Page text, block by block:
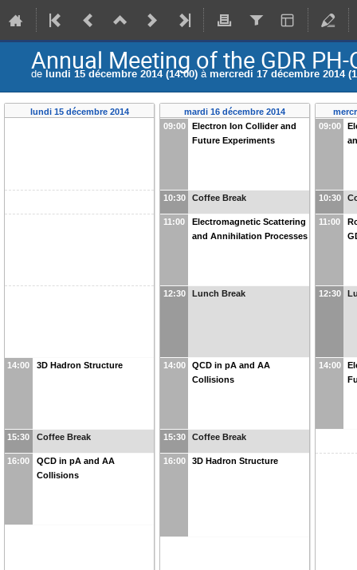
Annual Meeting of the GDR
de lundi 15 décembre 2014 (14:00) àmercredi 17 décembre 2014
lundi 15 décembre 2014
14:00 3D Hadron Structure
15:30 Coffee Break
16:00
QCD in pA and AA
Collisions
mardi 16 décembre 2014
09:00
Electron Ion Collider and
Future Experiments
10:30 Coffee Break
11:00
Electromagnetic Scattering
and Annihilation Processes
12:30 Lunch Break
14:00
QCD in pA and AA
Collisions
15:30 Coffee Break
16:00 3D Hadron Structure
09:00
10:30
11:00
12:30
14:00